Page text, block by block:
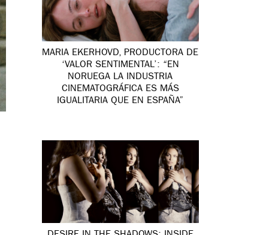
MARIA EKERHOVD, PRODUCTORA DE
‘VALOR SENTIMENTAL’: “EN
NORUEGA LA INDUSTRIA
CINEMATOGRÁFICA ES MÁS
IGUALITARIA QUE EN ESPAÑA”